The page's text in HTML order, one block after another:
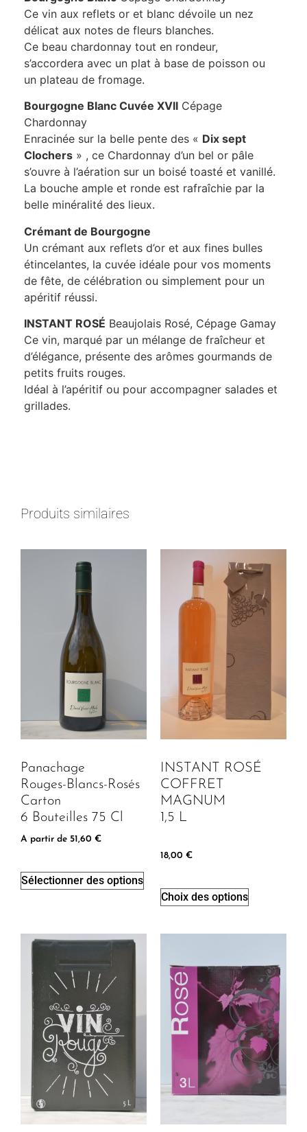
Ce vin aux reflets or et blanc dévoile un nez
délicat aux notes de fleurs blanches.
Ce beau chardonnay tout en rondeur,
s’accordera avec un plat à base de poisson ou
un plateau de fromage.
Bourgogne Blanc Cuvée XVII Cépage
Chardonnay
Enracinée sur la belle pente des « Dix sept
Clochers » , ce Chardonnay d’un bel or pâle
s’ouvre à l’aération sur un boisé toasté et vanillé.
La bouche ample et ronde est rafraîchie par la
belle minéralité des lieux.
Crémant de Bourgogne
Un crémant aux reflets d’or et aux fines bulles
étincelantes, la cuvée idéale pour vos moments
de fête, de célébration ou simplement pour un
apéritif réussi.
INSTANT ROSÉ Beaujolais Rosé, Cépage Gamay
Ce vin, marqué par un mélange de fraîcheur et
d’élégance, présente des arômes gourmands de
petits fruits rouges.
Idéal à l’apéritif ou pour accompagner salades et
grillades.
Produits similaires
Panachage
Rouges-Blancs-Rosés
Carton
6 Bouteilles 75 Cl
A partir de 51,60 €
Sélectionner des options
INSTANT ROSÉ
COFFRET
MAGNUM
1,5 L
18,00 €
Choix des options